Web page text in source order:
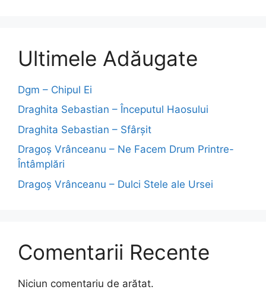
Ultimele Adăugate
Dgm – Chipul Ei
Draghita Sebastian – Începutul Haosului
Draghita Sebastian – Sfârșit
Dragoş Vrânceanu – Ne Facem Drum Printre-
Întâmplări
Dragoş Vrânceanu – Dulci Stele ale Ursei
Comentarii Recente
Niciun comentariu de arătat.